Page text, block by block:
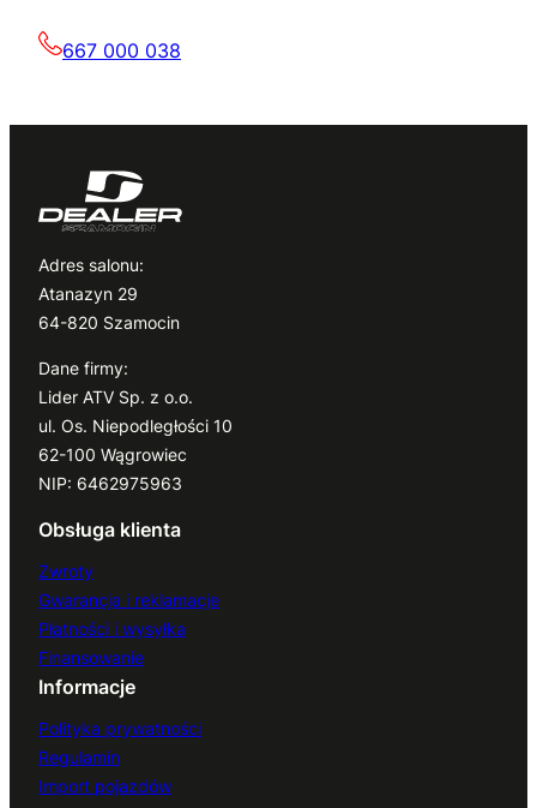
667 000 038
Adres salonu:
Atanazyn 29
64-820 Szamocin
Dane firmy:
Lider ATV Sp. z o.o.
ul. Os. Niepodległości 10
62-100 Wągrowiec
NIP: 6462975963
Obsługa klienta
Zwroty
Gwarancja i reklamacje
Płatności i wysyłka
Finansowanie
Informacje
Polityka prywatności
Regulamin
Import pojazdów